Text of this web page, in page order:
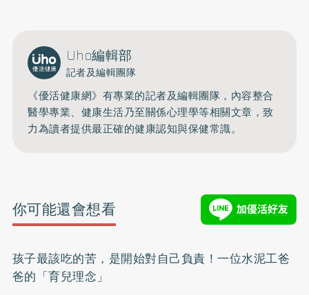
Uho編輯部
記者及編輯團隊
《優活健康網》有專業的記者及編輯團隊，內容整合
醫學專業、健康生活乃至關係心理學等相關文章，致
力為讀者提供最正確的健康認知與保健常識。
你可能還會想看
孩子最該吃的苦，是開始對自己負責！一位水泥工爸
爸的「育兒理念」